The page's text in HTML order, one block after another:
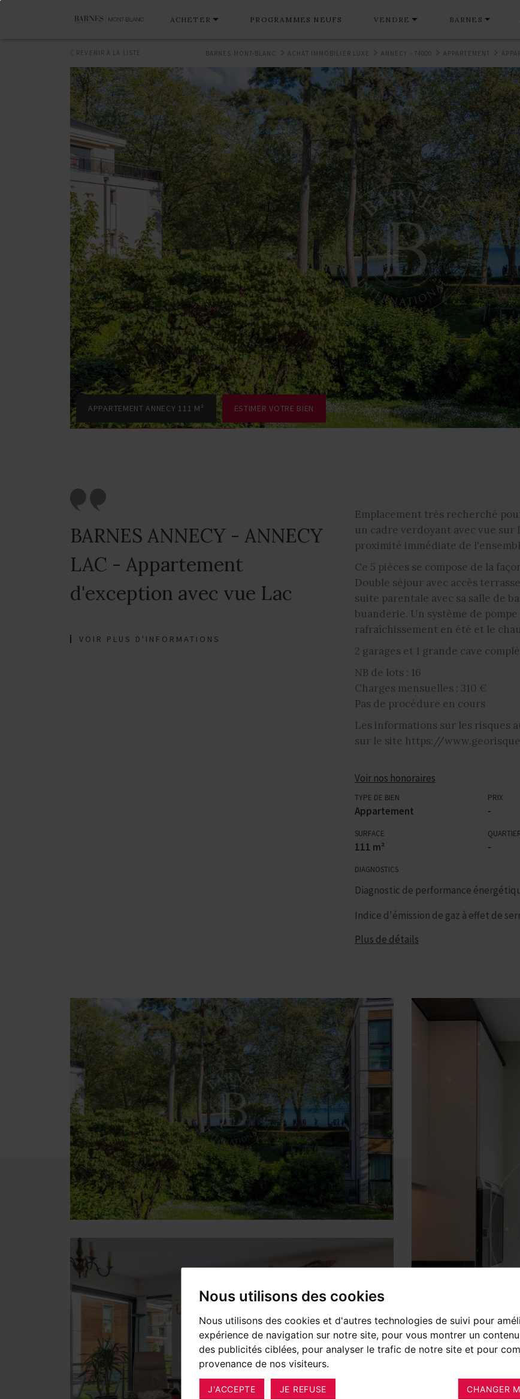
Nous utilisons des cookies
Nous utilisons des cookies et d'autres technologies de suivi pour
expérience de navigation sur notre site, pour vous montrer un
des publicités ciblées, pour analyser le trafic de notre site et pour
provenance de nos visiteurs.
J'ACCEPTE JE REFUSE CHANGER
ACHETER PROGRAMMES NEUFS VENDRE BARNES
BARNES MONT-BLANC ACHAT IMMOBILIER LUXE ANNECY - 74000 APPARTEMENT
REVENIR À LA LISTE
APPARTEMENT ANNECY 111 M² ESTIMER VOTRE BIEN
BARNES ANNECY - ANNECY
LAC - Appartement
d'exception avec vue Lac
VOIR PLUS D'INFORMATIONS
Emplacement très recherché
un cadre verdoyant avec vue sur
proximité immédiate de
Ce 5 pièces se compose de la
Double séjour avec accès
suite parentale avec sa salle de
buanderie. Un système de
rafraîchissement en été et le
2 garages et 1 grande cave
NB de lots : 16
Charges mensuelles : 310 €
Pas de procédure en cours
Les informations sur les risques
sur le site https://
Voir nos honoraires
TYPE DE BIEN
Appartement
PRIX
-
SURFACE
111 m² -
DIAGNOSTICS
Diagnostic de performance
Indice d'émission de gaz à effet de
Plus de détails